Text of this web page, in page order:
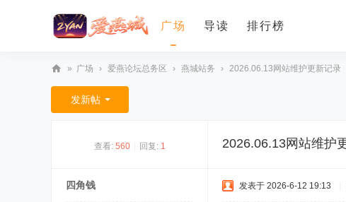
广场 导读 排行榜
爱
燕
» 广场 › 爱燕论坛总务区 › 燕城站务 › 2026.06.13网站维护更新记录
发新帖
查看: 560 回复: 1 2026.06.13网站维护
四角钱 发表于 2026-6-12 19:13